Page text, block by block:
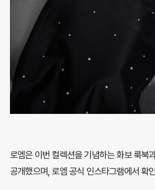
로엠은 이번 컬렉션을 기념하는 화보 룩북
공개했으며, 로엠 공식 인스타그램에서 확